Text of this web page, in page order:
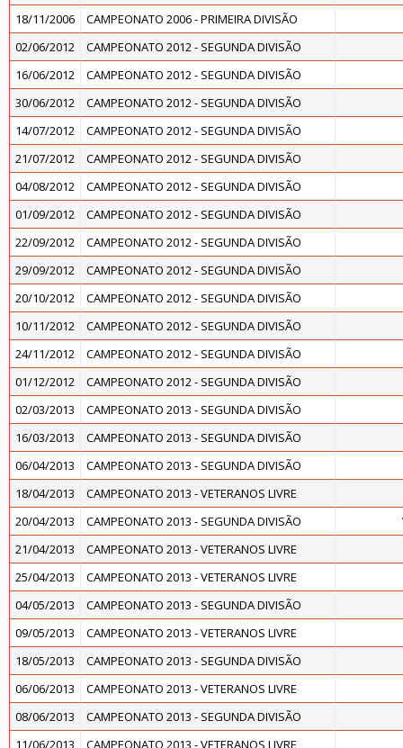
18/11/2006
CAMPEONATO 2006 - PRIMEIRA DIVISÃO
02/06/2012
CAMPEONATO 2012 - SEGUNDA DIVISÃO
16/06/2012
CAMPEONATO 2012 - SEGUNDA DIVISÃO
30/06/2012
CAMPEONATO 2012 - SEGUNDA DIVISÃO
14/07/2012
CAMPEONATO 2012 - SEGUNDA DIVISÃO
21/07/2012
CAMPEONATO 2012 - SEGUNDA DIVISÃO
04/08/2012
CAMPEONATO 2012 - SEGUNDA DIVISÃO
01/09/2012
CAMPEONATO 2012 - SEGUNDA DIVISÃO
22/09/2012
CAMPEONATO 2012 - SEGUNDA DIVISÃO
29/09/2012
CAMPEONATO 2012 - SEGUNDA DIVISÃO
20/10/2012
CAMPEONATO 2012 - SEGUNDA DIVISÃO
10/11/2012
CAMPEONATO 2012 - SEGUNDA DIVISÃO
24/11/2012
CAMPEONATO 2012 - SEGUNDA DIVISÃO
01/12/2012
CAMPEONATO 2012 - SEGUNDA DIVISÃO
02/03/2013
CAMPEONATO 2013 - SEGUNDA DIVISÃO
16/03/2013
CAMPEONATO 2013 - SEGUNDA DIVISÃO
06/04/2013
CAMPEONATO 2013 - SEGUNDA DIVISÃO
18/04/2013
CAMPEONATO 2013 - VETERANOS LIVRE
20/04/2013
CAMPEONATO 2013 - SEGUNDA DIVISÃO
21/04/2013
CAMPEONATO 2013 - VETERANOS LIVRE
25/04/2013
CAMPEONATO 2013 - VETERANOS LIVRE
04/05/2013
CAMPEONATO 2013 - SEGUNDA DIVISÃO
09/05/2013
CAMPEONATO 2013 - VETERANOS LIVRE
18/05/2013
CAMPEONATO 2013 - SEGUNDA DIVISÃO
06/06/2013
CAMPEONATO 2013 - VETERANOS LIVRE
08/06/2013
CAMPEONATO 2013 - SEGUNDA DIVISÃO
11/06/2013
CAMPEONATO 2013 - VETERANOS LIVRE